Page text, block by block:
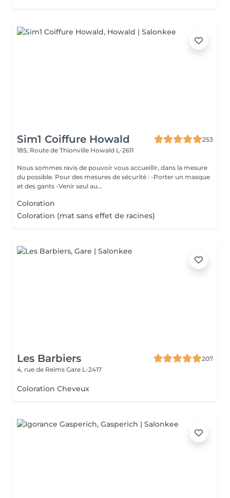
Sim1 Coiffure Howald
253
185, Route de Thionville Howald L-2611
Nous sommes ravis de pouvoir vous accueillir, dans la mesure
du possible. Pour des mesures de sécurité : -Porter un masque
et des gants -Venir seul au...
Coloration
Coloration (mat sans effet de racines)
Les Barbiers
207
4, rue de Reims Gare L-2417
Coloration Cheveux